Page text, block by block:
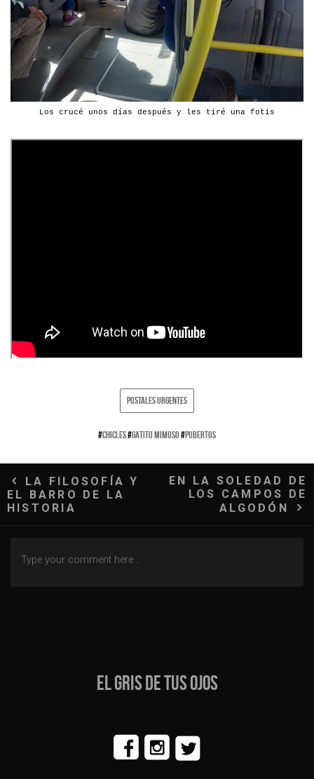
Los crucé unos días después y les tiré una fotis
POSTALES URGENTES
#CHICLES#GATITO MIMOSO#PUBERTOS
Navegación
de
LA FILOSOFÍA Y
EL BARRO DE LA
HISTORIA
EN LA SOLEDAD DE
LOS CAMPOS DE
ALGODÓN
EL GRIS DE TUS OJOS